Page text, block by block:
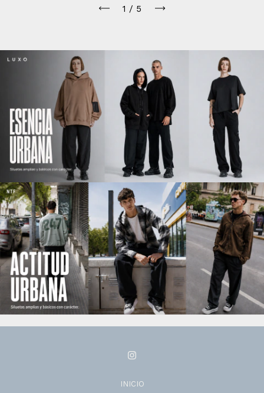
1 / 5
INICIO